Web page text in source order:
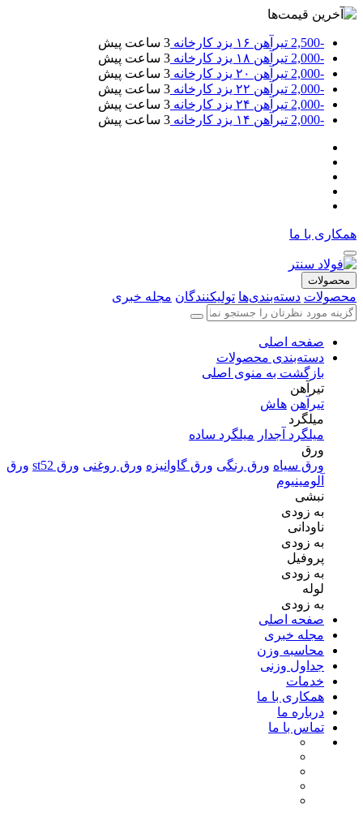
-2,500 تیرآهن ۱۶ یزد کارخانه
3 ساعت پیش
-2,000
تیرآهن ۱۸ یزد کارخانه
3 ساعت پیش
-2,000
تیرآهن ۲۰ یزد کارخانه
3 ساعت پیش
-2,000
تیرآهن ۲۲ یزد کارخانه
3 ساعت پیش
-2,000
تیرآهن ۲۴ یزد کارخانه
3 ساعت پیش
-2,000
تیرآهن ۱۴ یزد کارخانه 3 ساعت پیش
همکاری با ما
محصولات
محصولات دسته‌بندی‌ها تولیکنندگان مجله خبری
صفحه اصلی
دسته‌بندی محصولات
بازگشت به منوی اصلی
تیرآهن
تیرآهن هاش
میلگرد
میلگرد آجدار میلگرد ساده
ورق
ورق سیاه ورق رنگی ورق گاوانیزه ورق روغنی ورق st52
ورق
آلومینیوم
نبشی
به زودی
ناودانی
به زودی
پروفیل
به زودی
لوله
به زودی
صفحه اصلی
مجله خبری
محاسبه وزن
جداول وزنی
خدمات
همکاری با ما
درباره ما
تماس با ما